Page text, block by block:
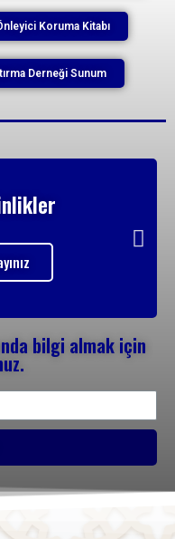
Koruma Kitabı
Derneği Sunum
bilgi almak için